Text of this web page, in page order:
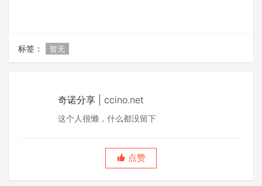
标签： 暂无
奇诺分享 | ccino.net
这个人很懒，什么都没留下
点赞